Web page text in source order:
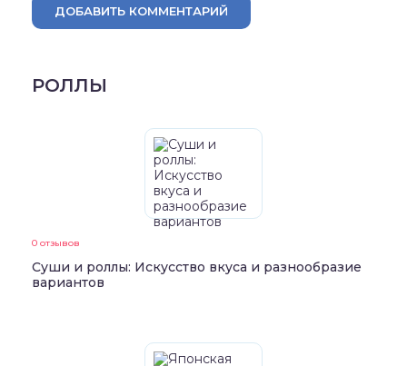
ДОБАВИТЬ КОММЕНТАРИЙ
РОЛЛЫ
0 отзывов
Суши и роллы: Искусство вкуса и разнообразие
вариантов